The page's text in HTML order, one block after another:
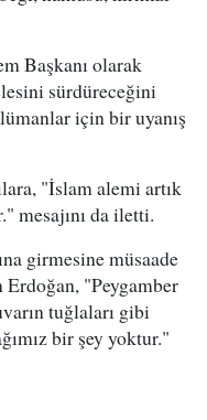
Başkanı olarak
sürdüreceğini
için bir uyanış
"İslam alemi artık
mesajını da iletti.
girmesine müsaade
"Peygamber
tuğlaları gibi
bir şey yoktur."